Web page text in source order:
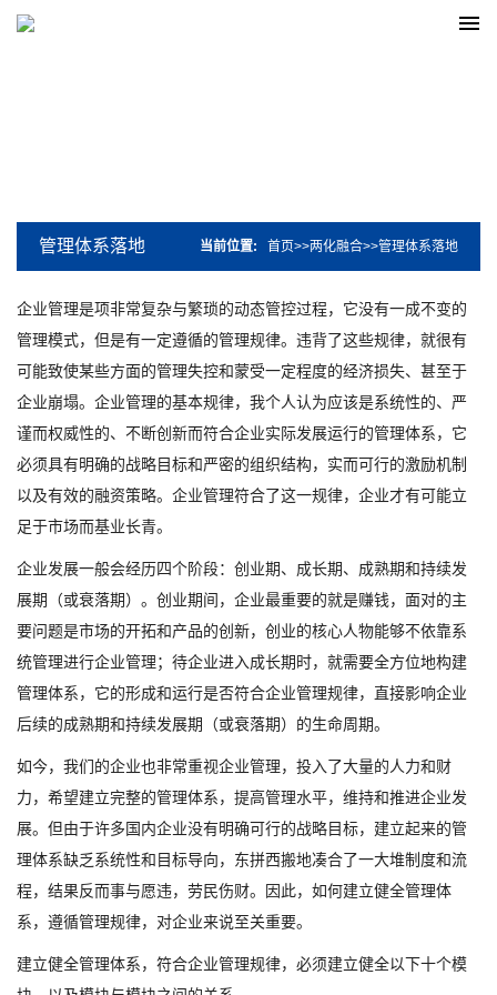
管理体系落地 当前位置: 首页>>两化融合>>管理体系落地
企业管理是项非常复杂与繁琐的动态管控过程，它没有一成不变的
管理模式，但是有一定遵循的管理规律。违背了这些规律，就很有
可能致使某些方面的管理失控和蒙受一定程度的经济损失、甚至于
企业崩塌。企业管理的基本规律，我个人认为应该是系统性的、严
谨而权威性的、不断创新而符合企业实际发展运行的管理体系，它
必须具有明确的战略目标和严密的组织结构，实而可行的激励机制
以及有效的融资策略。企业管理符合了这一规律，企业才有可能立
足于市场而基业长青。
企业发展一般会经历四个阶段：创业期、成长期、成熟期和持续发
展期（或衰落期）。创业期间，企业最重要的就是赚钱，面对的主
要问题是市场的开拓和产品的创新，创业的核心人物能够不依靠系
统管理进行企业管理；待企业进入成长期时，就需要全方位地构建
管理体系，它的形成和运行是否符合企业管理规律，直接影响企业
后续的成熟期和持续发展期（或衰落期）的生命周期。
如今，我们的企业也非常重视企业管理，投入了大量的人力和财
力，希望建立完整的管理体系，提高管理水平，维持和推进企业发
展。但由于许多国内企业没有明确可行的战略目标，建立起来的管
理体系缺乏系统性和目标导向，东拼西搬地凑合了一大堆制度和流
程，结果反而事与愿违，劳民伤财。因此，如何建立健全管理体
系，遵循管理规律，对企业来说至关重要。
建立健全管理体系，符合企业管理规律，必须建立健全以下十个模